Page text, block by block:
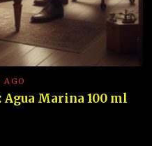
AGO
Marina 100 ml